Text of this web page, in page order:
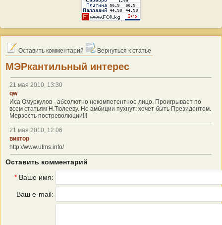
Оставить комментарий Вернуться к статье
МЭРкантильный интерес
21 мая 2010, 13:30
qw
Иса Омуркулов - абсолютно некомпетентное лицо. Проигрывает по
всем статьям Н.Тюлееву. Но амбиции пухнут: хочет быть Президентом.
Мерзость постреволюции!!!
21 мая 2010, 12:06
виктор
http://www.ufms.info/
Оставить комментарий
* Ваше имя:
Ваш e-mail: